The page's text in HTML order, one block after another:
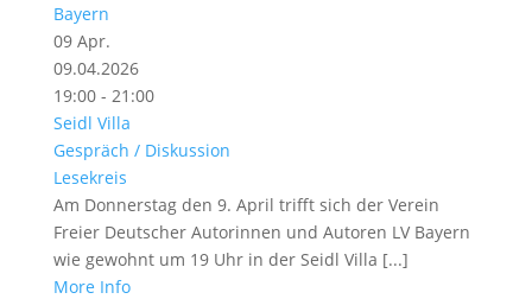
Bayern
09 Apr.
09.04.2026
19:00 - 21:00
Seidl Villa
Gespräch / Diskussion
Lesekreis
Am Donnerstag den 9. April trifft sich der Verein
Freier Deutscher Autorinnen und Autoren LV Bayern
wie gewohnt um 19 Uhr in der Seidl Villa [...]
More Info